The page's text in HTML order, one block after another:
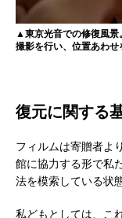
▲東京光音での修復風景
撮影を行い、位置あわせ
復元に関する
フィルムは寄贈者よ
館に協力する形で私
法を模索している状
私どもとしては、こ